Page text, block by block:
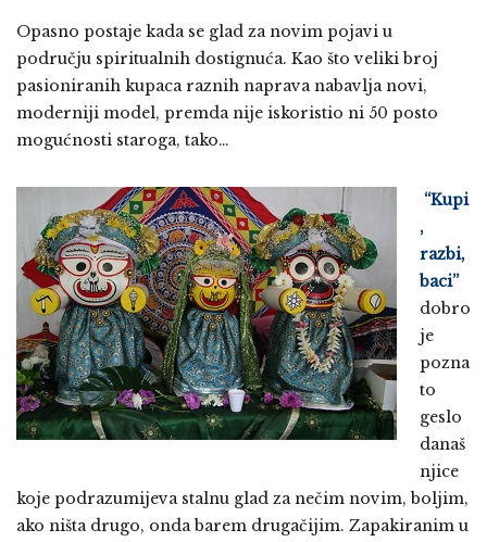
Opasno postaje kada se glad za novim pojavi u
području spiritualnih dostignuća. Kao što veliki broj
pasioniranih kupaca raznih naprava nabavlja novi,
moderniji model, premda nije iskoristio ni 50 posto
mogućnosti staroga, tako…
“Kupi
,
razbi,
baci”
dobro
je
pozna
to
geslo
današ
njice
koje podrazumijeva stalnu glad za nečim novim, boljim,
ako ništa drugo, onda barem drugačijim. Zapakiranim u